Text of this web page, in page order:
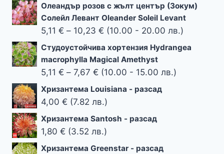
range:
5,00 €
through
Олеандър розов с жълт център (Зокум)
Солейл Левант Oleander Soleil Levant
5,11 € – 10,23 € Price
range:
5,11 €
through
10,23 €
(10.00 - 20.00 лв.)
Студоустойчива хортензия Hydrangea
macrophylla Magical Amethyst
5,11 € – 7,67 € Price
range:
5,11 €
7,67 €
(10.00 - 15.00 лв.)
Хризантема Louisiana - разсад
4,00 € (7.82 лв.)
Хризантема Santosh - разсад
1,80 € (3.52 лв.)
Хризантема Greenstar - разсад